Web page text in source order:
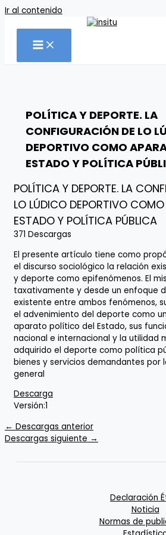
Ir al contenido
POLÍTICA Y DEPORTE. LA
CONFIGURACIÓN DE LO
DEPORTIVO COMO
ESTADO Y POLÍTICA
POLÍTICA Y DEPORTE. LA
LO LÚDICO DEPORTIVO
ESTADO Y POLÍTICA PÚBLICA
371 Descargas
El presente artículo tiene como
el discurso sociológico la relación
y deporte como epifenómenos. El
taxativamente y desde un enfoque
existente entre ambos fenómenos,
el advenimiento del deporte como
aparato político del Estado, sus
nacional e internacional y la utilidad
adquirido el deporte como política
bienes y servicios demandantes por
general
Descarga
Versión:1
← Descargas anterior
Descargas siguiente →
Declaración
Noticia
Normas de